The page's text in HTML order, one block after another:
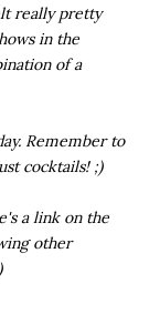
really pretty
in the
of a
Remember to
cocktails! ;)
a link on the
other